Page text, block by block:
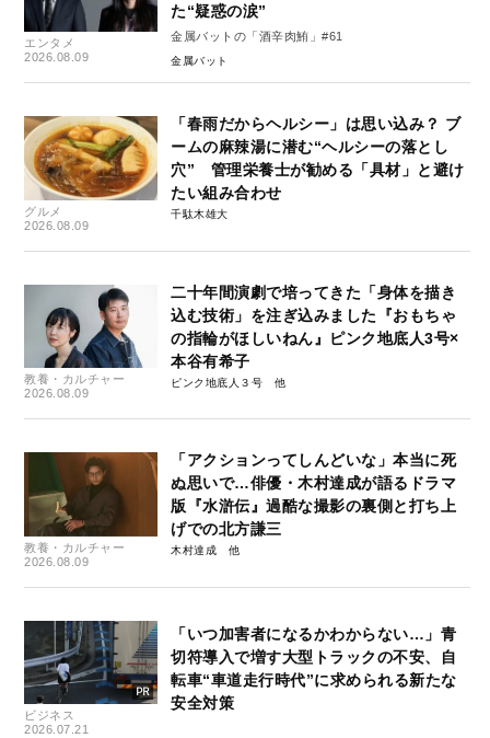
エンタメ
2026.08.09
た“疑惑の涙”
金属バットの「酒辛肉鮪」#61
金属バット
グルメ
2026.08.09
「春雨だからヘルシー」は思い込み？ ブ
ームの麻辣湯に潜む“ヘルシーの落とし
穴” 管理栄養士が勧める「具材」と避け
たい組み合わせ
千駄木雄大
教養・カルチャー
2026.08.09
二十年間演劇で培ってきた「身体を描き
込む技術」を注ぎ込みました『おもちゃ
の指輪がほしいねん』ピンク地底人3号×
本谷有希子
ピンク地底人３号
教養・カルチャー
2026.08.09
「アクションってしんどいな」本当に死
ぬ思いで…俳優・木村達成が語るドラマ
版『水滸伝』過酷な撮影の裏側と打ち上
げでの北方謙三
木村達成
ビジネス
2026.07.21
「いつ加害者になるかわからない…」青
切符導入で増す大型トラックの不安、自
転車“車道走行時代”に求められる新たな
安全対策